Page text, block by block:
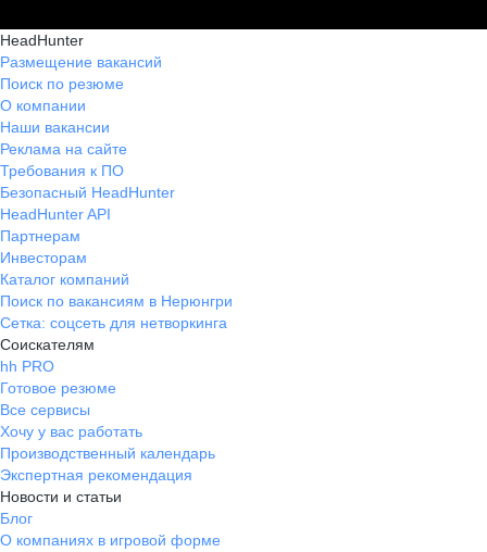
HeadHunter
Размещение вакансий
Поиск по резюме
О компании
Наши вакансии
Реклама на сайте
Требования к ПО
Безопасный HeadHunter
HeadHunter API
Партнерам
Инвесторам
Каталог компаний
Поиск по вакансиям в Нерюнгри
Сетка: соцсеть для нетворкинга
Соискателям
hh PRO
Готовое резюме
Все сервисы
Хочу у вас работать
Производственный календарь
Экспертная рекомендация
Новости и статьи
Блог
О компаниях в игровой форме